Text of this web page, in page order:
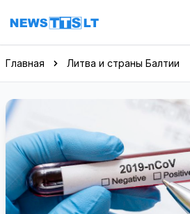
Перейти к содержимому
Главная Литва и страны Балтии